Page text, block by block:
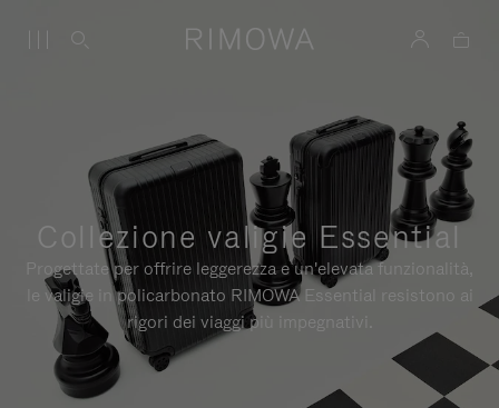
Collezione valigie Essential
Progettate per offrire leggerezza e un'elevata funzionalità,
le valigie in policarbonato RIMOWA Essential resistono ai
rigori dei viaggi più impegnativi.